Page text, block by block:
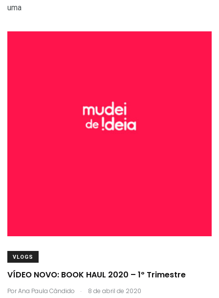
uma
VLOGS
VÍDEO NOVO: BOOK HAUL 2020 – 1º Trimestre
PorAna Paula Cândido . 8 de abril de 2020